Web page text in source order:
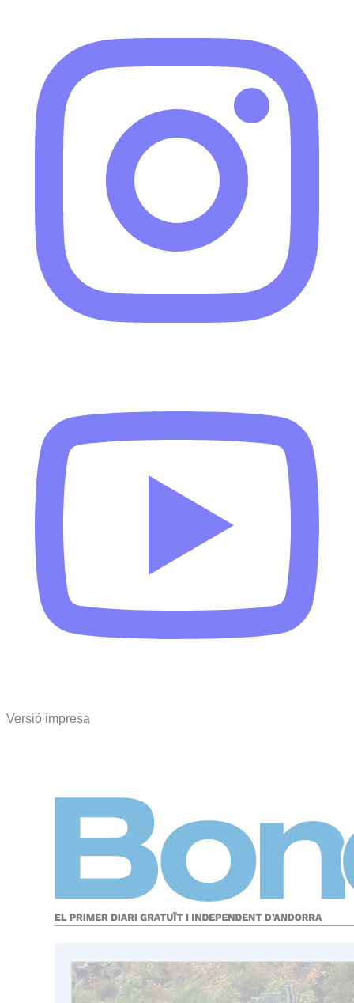
Versió impresa